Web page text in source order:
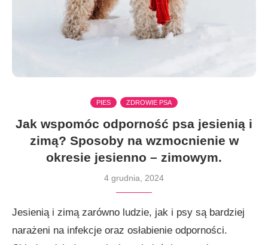
PIES ZDROWIE PSA
Jak wspomóc odporność psa jesienią i
zimą? Sposoby na wzmocnienie w
okresie jesienno – zimowym.
4 grudnia, 2024
Jesienią i zimą zarówno ludzie, jak i psy są bardziej
narażeni na infekcje oraz osłabienie odporności.